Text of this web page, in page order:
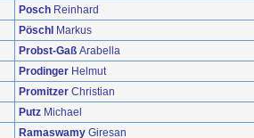
Posch Reinhard
Pöschl Markus
Probst-Gaß Arabella
Prodinger Helmut
Promitzer Christian
Putz Michael
Ramaswamy Giresan